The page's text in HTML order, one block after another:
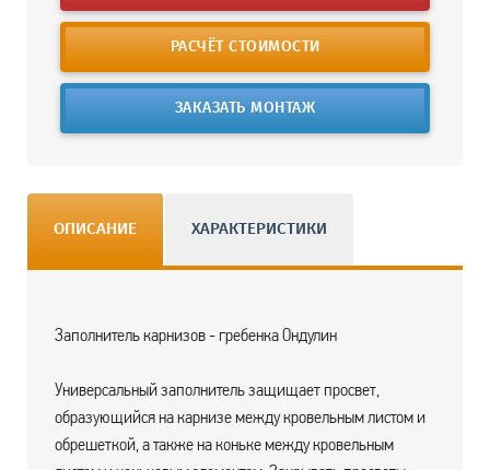
РАСЧЁТ СТОИМОСТИ
ЗАКАЗАТЬ МОНТАЖ
ОПИСАНИЕ ХАРАКТЕРИСТИКИ
Заполнитель карнизов - гребенка Ондулин
Универсальный заполнитель защищает просвет,
образующийся на карнизе между кровельным листом и
обрешеткой, а также на коньке между кровельным